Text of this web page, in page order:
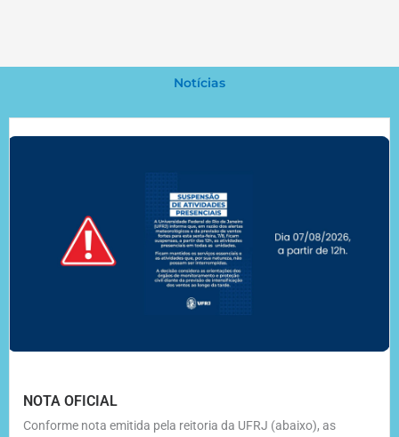
Notícias
NOTA OFICIAL
Conforme nota emitida pela reitoria da UFRJ (abaixo), as